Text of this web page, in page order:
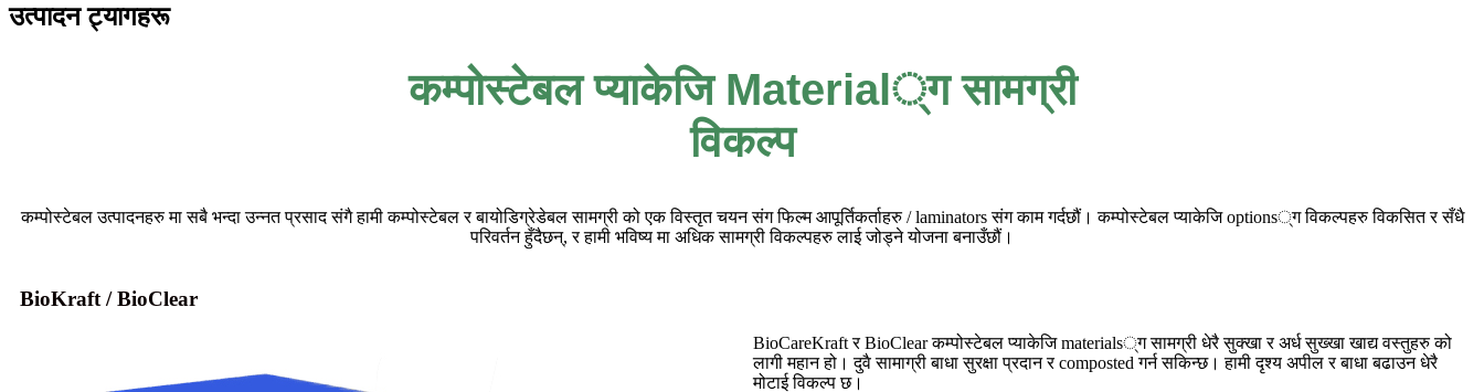
उत्पादन ट्यागहरू
कम्पोस्टेबल प्याकेजि Material्ग सामग्री
विकल्प
कम्पोस्टेबल उत्पादनहरु मा सबै भन्दा उन्नत प्रसाद संगै हामी कम्पोस्टेबल र बायोडिग्रेडेबल सामग्री को एक विस्तृत चयन संग फिल्म आपूर्तिकर्ताहरु / laminators संग काम गर्दछौं। कम्पोस्टेबल प्याकेजि options्ग विकल्पहरु विकसित र सँधै
परिवर्तन हुँदैछन्, र हामी भविष्य मा अधिक सामग्री विकल्पहरु लाई जोड्ने योजना बनाउँछौं।
BioKraft / BioClear
BioCareKraft र BioClear कम्पोस्टेबल प्याकेजि materials्ग सामग्री धेरै सुक्खा र अर्ध सुख्खा खाद्य वस्तुहरु को
लागी महान हो। दुवै सामाग्री बाधा सुरक्षा प्रदान र composted गर्न सकिन्छ। हामी दृश्य अपील र बाधा बढाउन धेरै
मोटाई विकल्प छ।